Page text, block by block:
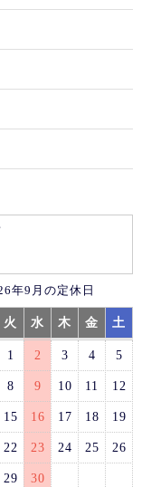
年9月の定休日
火 水 木 金 土
1 2 3 4 5
8 9 10 11 12
15 16 17 18 19
22 23 24 25 26
29
30